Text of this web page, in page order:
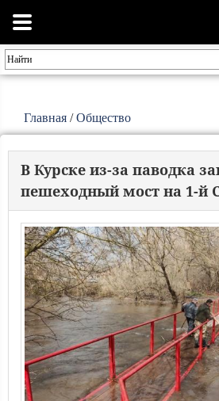
Главная /Общество
В Курске из-за паводка
пешеходный мост на 1-й